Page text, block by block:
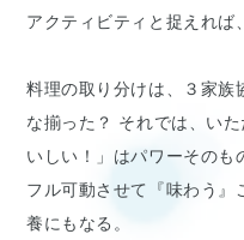
アクティビティと捉えれば
料理の取り分けは、３家族
な揃った？ それでは、い
いしい！」はパワーそのも
フル可動させて『味わう』
養にもなる。